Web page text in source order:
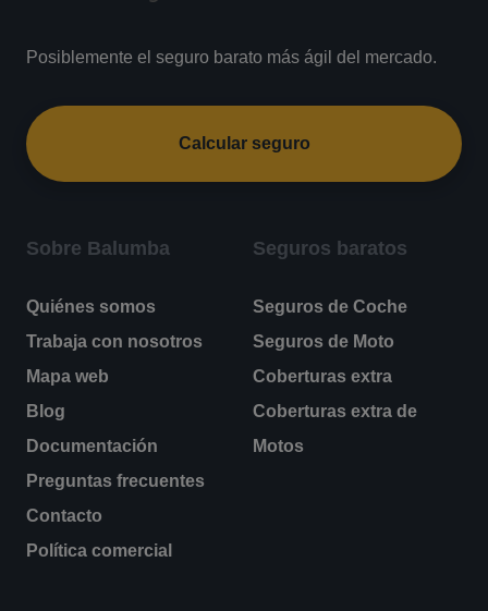
Posiblemente el seguro barato más ágil del mercado.
Calcular seguro
Sobre Balumba
Quiénes somos
Trabaja con nosotros
Mapa web
Blog
Documentación
Preguntas frecuentes
Contacto
Política comercial
Seguros baratos
Seguros de Coche
Seguros de Moto
Coberturas extra
Coberturas extra de
Motos